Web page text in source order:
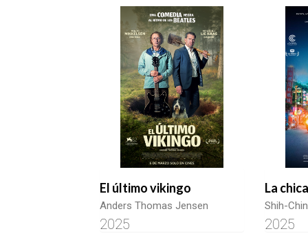
El último vikingo
Anders Thomas Jensen
2025
La
Shih-
2025